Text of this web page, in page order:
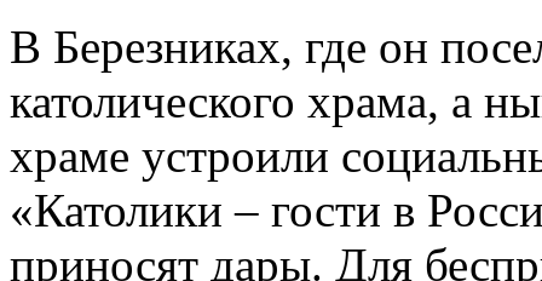
В Березниках, где он
католического храма, а
храме устроили
«Католики – гости в
приносят дары. Для